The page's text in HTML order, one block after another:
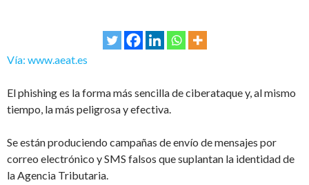
Vía: www.aeat.es
El phishing es la forma más sencilla de ciberataque y, al mismo
tiempo, la más peligrosa y efectiva.
Se están produciendo campañas de envío de mensajes por
correo electrónico y SMS falsos que suplantan la identidad de
la Agencia Tributaria.